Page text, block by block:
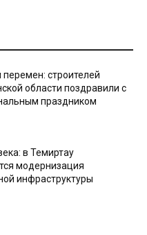
перемен: строителей
области поздравили с
праздником
в Темиртау
модернизация
инфраструктуры